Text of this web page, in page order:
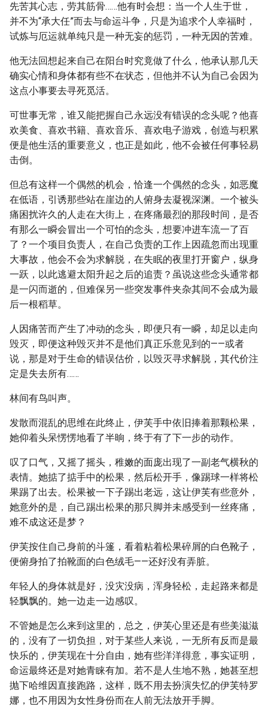
先苦其心志，劳其筋骨……他有时会想：当一个人生于世，
并不为“承大任”而去与命运斗争，只是为追求个人幸福时，
试炼与厄运就单纯只是一种无妄的惩罚，一种无因的苦难。
他无法回想起来自己在阳台时究竟做了什么，他承认那几天
确实心情和身体都有些不在状态，但他并不认为自己会因为
这点小事要去寻死觅活。
可世事无常，谁又能把握自己永远没有错误的念头呢？他喜
欢美食、喜欢书籍、喜欢音乐、喜欢电子游戏，创造与积累
便是他生活的重要意义，也正是如此，他不会被任何事轻易
击倒。
但总有这样一个偶然的机会，恰逢一个偶然的念头，如恶魔
在低语，引诱那些站在崖边的人俯身去凝视深渊。一个被头
痛困扰许久的人走在大街上，在疼痛最烈的那段时间，是否
有那么一瞬会冒出一个可怕的念头，想要冲进车流一了百
了？一个项目负责人，在自己负责的工作上因疏忽而出现重
大事故，他会不会为求解脱，在失眠的夜里打开窗户，纵身
一跃，以此逃避太阳升起之后的追责？虽说这些念头通常都
是一闪而逝的，但难保另一些突发事件夹杂其间不会成为最
后一根稻草。
人因痛苦而产生了冲动的念头，即便只有一瞬，却足以走向
毁灭，即便这种毁灭并不是他们真正乐意见到的——或者
说，那是对于生命的错误估价，以毁灭寻求解脱，其代价注
定是失去所有……
林间有鸟叫声。
发散而混乱的思维在此终止，伊芙手中依旧捧着那颗松果，
她仰着头呆愣愣地看了半晌，终于有了下一步的动作。
叹了口气，又摇了摇头，稚嫩的面庞出现了一副老气横秋的
表情。她掂了掂手中的松果，然后松开手，像踢球一样将松
果踢了出去。松果被一下子踢出老远，这让伊芙有些意外，
她意外的是，自己踢出松果的那只脚并未感受到一丝疼痛，
难不成这还是梦？
伊芙按住自己身前的斗篷，看着粘着松果碎屑的白色靴子，
便俯身拍了拍靴面的白色绒毛——还好没有弄脏。
年轻人的身体就是好，没灾没病，浑身轻松，走起路来都是
轻飘飘的。她一边走一边感叹。
不管她是怎么来到这里的，总之，伊芙心里还是有些美滋滋
的，没有了一切负担，对于某些人来说，一无所有反而是最
快乐的，伊芙现在十分自由，她有些洋洋得意，事实证明，
命运最终还是对她青睐有加。若不是人生地不熟，她甚至想
抛下哈维因直接跑路，这样，既不用去扮演失忆的伊芙特罗
娜，也不用因为女性身份而在人前无法放开手脚。